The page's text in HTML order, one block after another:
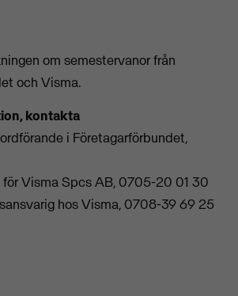
om semestervanor från
och Visma.
kontakta
i Företagarförbundet,
för Visma Spcs AB, 0705-20 01 30
hos Visma, 0708-39 69 25